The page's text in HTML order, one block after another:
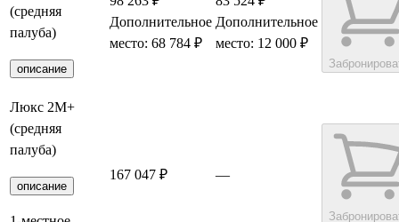
(средняя
палуба)
описание
Дополнительное
место: 68 784 ₽
Дополнительное
место: 12 000 ₽
Люкс 2М+
(средняя
палуба)
описание
167 047 ₽ —